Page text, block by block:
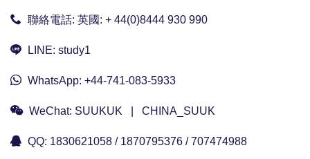
聯絡電話: 英國: + 44(0)8444 930 990
LINE: study1
WhatsApp: +44-741-083-5933
WeChat: SUUKUK | CHINA_SUUK
QQ: 1830621058 / 1870795376 / 707474988